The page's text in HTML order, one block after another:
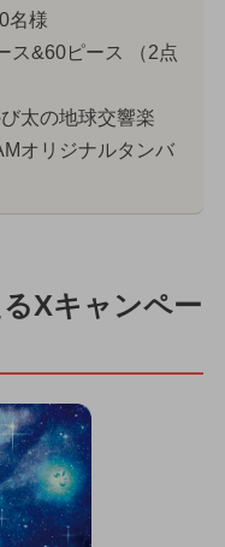
名様
ス&60ピース （2点
太の地球交響楽
オリジナルタンバ
Xキャンペー